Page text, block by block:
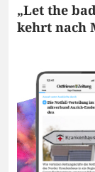
„Let the
kehrt nach